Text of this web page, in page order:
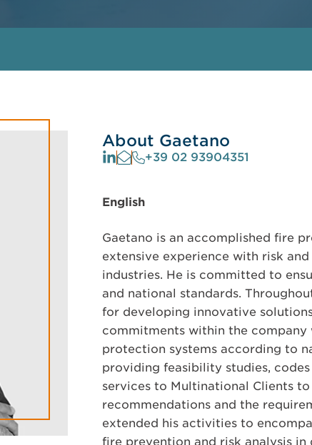
About Gaetano
+39 02 93904351
English
Gaetano is an accomplished fire
extensive experience with risk
industries. He is committed to
and national standards.
for developing innovative
commitments within the
protection systems according to
providing feasibility studies,
services to Multinational Clients
recommendations and the
extended his activities to
fire prevention and risk analysis